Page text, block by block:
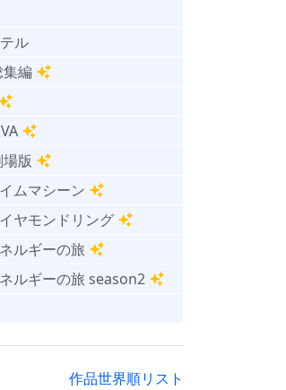
ル
編
版
ムマシーン
ヤモンドリング
ルギーの旅
ルギーの旅 season2
作品世界順リスト